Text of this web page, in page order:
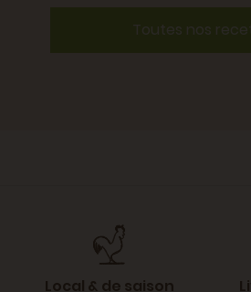
Toutes nos
Local & de saison